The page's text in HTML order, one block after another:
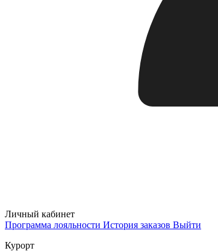
Личный кабинет
Программа лояльности История заказов Выйти
Курорт